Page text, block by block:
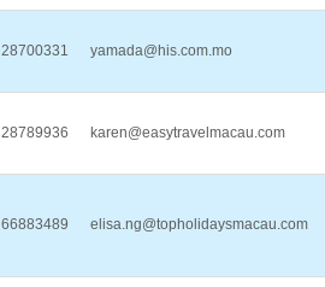
28700331 yamada@his.com.mo
28789936 karen@easytravelmacau.com
66883489 elisa.ng@topholidaysmacau.com